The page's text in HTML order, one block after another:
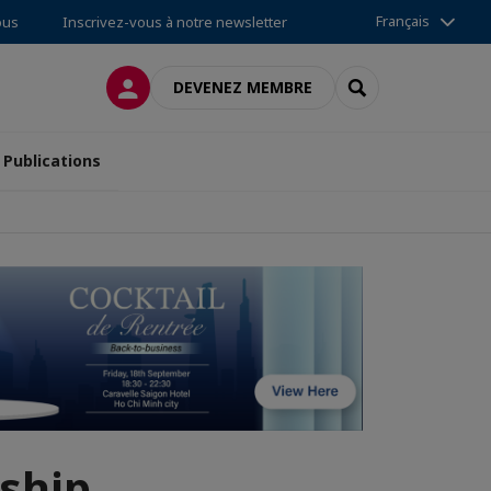
Inscrivez-vous à notre newsletter Français
CONNEXIONDEVENEZ MEMBRE RECHERCHER
Publications